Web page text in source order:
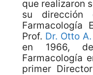
que realizaron
su
Farmacología
Prof. Dr. Otto
en 1966,
Farmacología
primer